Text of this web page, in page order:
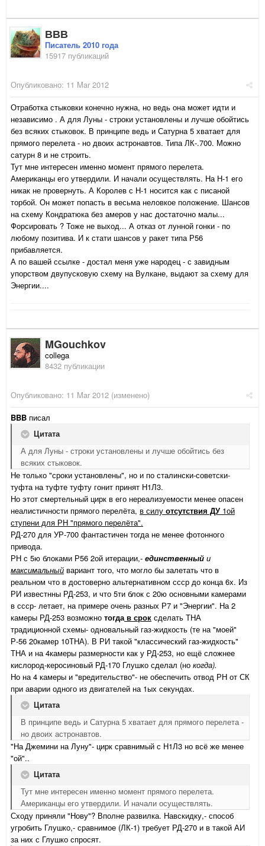
ВВВ
Писатель 2010 года
15917 публикаций
Опубликовано: 11 Mar 2012
Отработка стыковки конечно нужна, но ведь она может идти и
независимо . А для Луны - строки установлены и лучше обойтись
без всяких стыковок. В принципе ведь и Сатурна 5 хватает для
прямого перелета - но двоих астронавтов. Типа ЛК-.700. Можно
сатурн 8 и не строить.
Тут мне интересен именно момент прямого перелета.
Американцы его утвердили. И начали осуществлять. На Н-1 его
никак не провернуть. А Королев с Н-1 носится как с писаной
торбой. Он может попасть в весьма неловкое положение. Шансов
на схему Кондратюка без амеров у нас достаточно малы...
Форсировать ? Тоже не выход... А отказ от лунной гонки - по
любому позитива. И к стати шансов у ракет типа Р56
прибавляется.
А по вашей ссылке - достал меня уже народец - с завидным
упорством двупусковую схему на Вулкане, выдают за схему для
Энергии....
MGouchkov
collega
8432 публикации
Опубликовано: 11 Mar 2012 (изменено)
BBB писал
Цитата
А для Луны - строки установлены и лучше обойтись без
всяких стыковок.
Не только "сроки установлены", но и по сталински-советски-
туфта на туфте туфту гонит принят Н1Л3.
Но этот смертельный цирк в его нереализуемости менее опасен
неалистичности прямого перелёта, в силу отсутствия ДУ 1ой
ступени для РН "прямого перелёта".
РД-270 для УР-700 фантастичен тогда не менее фотонного
привода.
РН с 5ю блоками Р56 2ой итерации,- единственный и
максимальный вариант того, что могло бы залетать что в
реальном что в достоверно альтернативном ссср до конца 6х. Из
РИ известнны РД-253, и что 5ти блок с 20ю основными камерами
в ссср- летает, на примере очень разных Р7 и "Энергии". На 2
камеры РД-253 возможно тогдав срок сделать ТНА
традиционной схемы- одновальный газ-жидкость (те на "моей"
Р-56 20камер 10ТНА). В РИ такой "классический газ-жидкость"
ТНА и на 4камеры размерности как у РД-253, но ещё сложнее
кислород-керосиновый РД-170 Глушко сделал (но когда).
Но на 4 камеры и "вредительство"- не обеспечить отвод РН от СК
при аварии одного из двигателей на 1ых секундах.
Цитата
В принципе ведь и Сатурна 5 хватает для прямого перелета -
но двоих астронавтов.
"На Джемини на Луну"- цирк сравнимый с Н1Л3 но всё же менее
"ой"..
Цитата
Тут мне интересен именно момент прямого перелета.
Американцы его утвердили. И начали осуществлять.
Сходу приняли "Нову"? Вполне развилка. Навскидку,- способ
угробить Глушко,- сравнимое (ЛК-1) требует РД-270 и в такой АИ
за них с Глушко спросят.